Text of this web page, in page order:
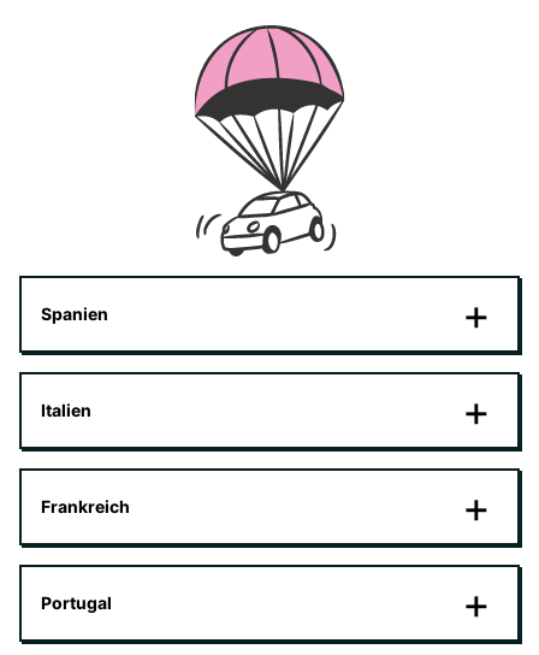
Spanien
Italien
Frankreich
Portugal